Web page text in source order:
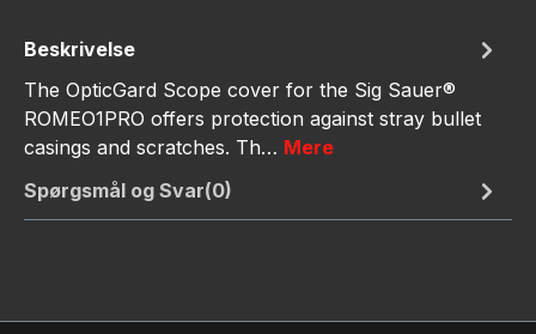
Beskrivelse
The OpticGard Scope cover for the Sig Sauer®
ROMEO1PRO offers protection against stray bullet
casings and scratches. Th… Mere
Spørgsmål og Svar(0)